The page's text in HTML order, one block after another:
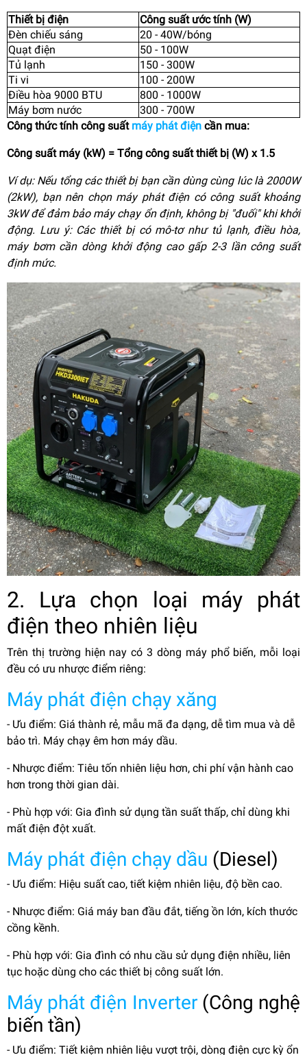
Thiết bị điện
Công suất ước tính (W)
Đèn chiếu sáng
20 - 40W/bóng
Quạt điện
50 - 100W
Tủ lạnh
150 - 300W
Ti vi
100 - 200W
Điều hòa 9000 BTU
800 - 1000W
Máy bơm nước
300 - 700W
Công thức tính công suất máy phát điện cần mua:
Công suất máy (kW) = Tổng công suất thiết bị (W) x 1.5
Ví dụ: Nếu tổng các thiết bị bạn cần dùng cùng lúc là 2000W
(2kW), bạn nên chọn máy phát điện có công suất khoảng
3kW để đảm bảo máy chạy ổn định, không bị "đuối" khi khởi
động. Lưu ý: Các thiết bị có mô-tơ như tủ lạnh, điều hòa,
máy bơm cần dòng khởi động cao gấp 2-3 lần công suất
định mức.
2. Lựa chọn loại máy phát
điện theo nhiên liệu
Trên thị trường hiện nay có 3 dòng máy phổ biến, mỗi loại
đều có ưu nhược điểm riêng:
Máy phát điện chạy xăng
- Ưu điểm: Giá thành rẻ, mẫu mã đa dạng, dễ tìm mua và dễ
bảo trì. Máy chạy êm hơn máy dầu.
- Nhược điểm: Tiêu tốn nhiên liệu hơn, chi phí vận hành cao
hơn trong thời gian dài.
- Phù hợp với: Gia đình sử dụng tần suất thấp, chỉ dùng khi
mất điện đột xuất.
Máy phát điện chạy dầu (Diesel)
- Ưu điểm: Hiệu suất cao, tiết kiệm nhiên liệu, độ bền cao.
- Nhược điểm: Giá máy ban đầu đắt, tiếng ồn lớn, kích thước
cồng kềnh.
- Phù hợp với: Gia đình có nhu cầu sử dụng điện nhiều, liên
tục hoặc dùng cho các thiết bị công suất lớn.
Máy phát điện Inverter (Công nghệ
biến tần)
- Ưu điểm: Tiết kiệm nhiên liệu vượt trội, dòng điện cực kỳ ổn